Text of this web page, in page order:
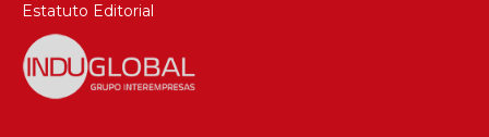
Estatuto Editorial